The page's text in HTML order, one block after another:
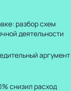
разбор схем
деятельности
аргумент
снизил расход